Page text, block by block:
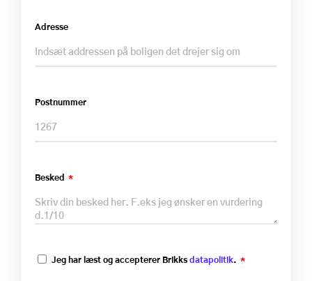
Adresse
Postnummer
Besked
Jeg har læst og accepterer Brikks datapolitik.